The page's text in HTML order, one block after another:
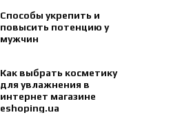
Способы укрепить и
повысить потенцию у
мужчин
Как выбрать косметику
для увлажнения в
интернет магазине
eshoping.ua